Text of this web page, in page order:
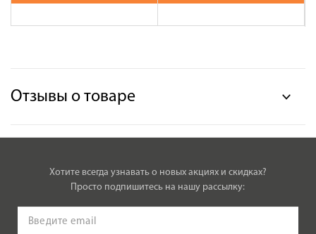
Отзывы о товаре
Хотите всегда узнавать о новых акциях и скидках?
Просто подпишитесь на нашу рассылку: